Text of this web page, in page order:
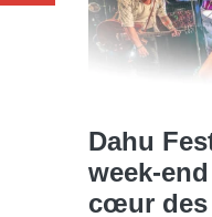
Dahu
week-
cœur des